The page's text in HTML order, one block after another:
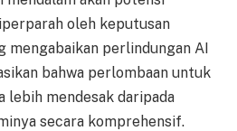
oleh keputusan
mengabaikan perlindungan AI
bahwa perlombaan untuk
lebih mendesak daripada
secara komprehensif.